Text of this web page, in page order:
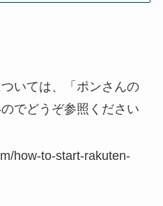
いては、「ポンさんの
でどうぞ参照ください
how-to-start-rakuten-